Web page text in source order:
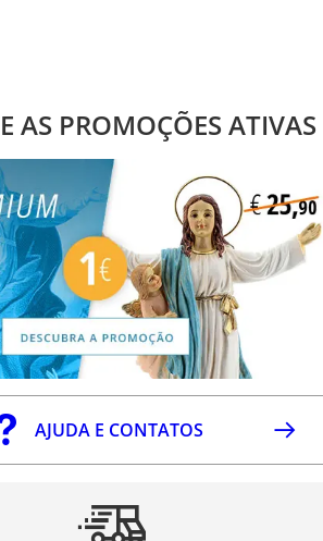
AS PROMOÇÕES ATIVAS
AJUDA E CONTATOS